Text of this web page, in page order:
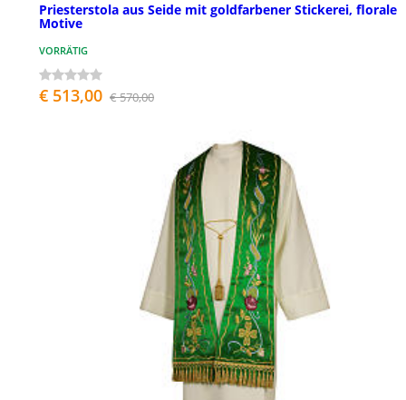
Priesterstola aus Seide mit goldfarbener Stickerei, florale
Motive
VORRÄTIG
€ 513,00 € 570,00